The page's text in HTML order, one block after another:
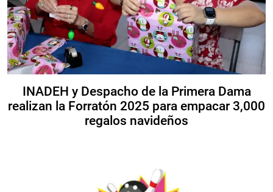
INADEH y Despacho de la Primera Dama
realizan la Forratón 2025 para empacar 3,000
regalos navideños